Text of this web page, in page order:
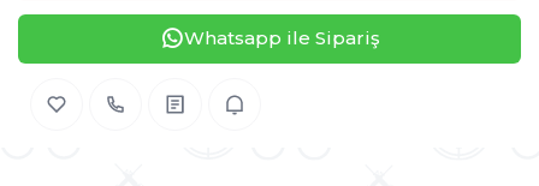
Whatsapp ile Sipariş